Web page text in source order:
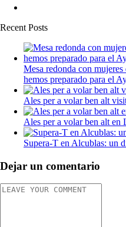
Recent Posts
Mesa redonda con
hemos preparado para el
Ales per a volar ben alt
Ales per a volar ben alt en
Supera-T en Alcublas: un
Dejar un comentario